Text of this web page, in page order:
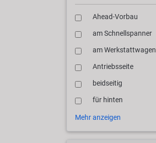
Ahead-Vorbau
am Schnellspanner
am Werkstattwagen
Antriebsseite
beidseitig
für hinten
Mehr anzeigen